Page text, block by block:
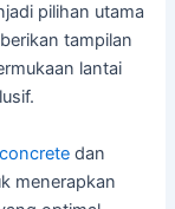
pilihan utama
tampilan
lantai
dan
menerapkan